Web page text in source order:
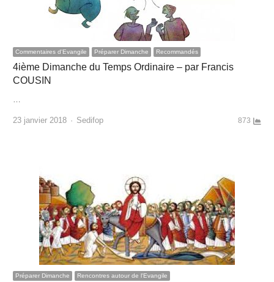
Commentaires d'Evangile Préparer Dimanche Recommandés
4ième Dimanche du Temps Ordinaire – par Francis
COUSIN
23 janvier 2018 Author
Sedifop 873
Préparer Dimanche Rencontres autour de l'Evangile